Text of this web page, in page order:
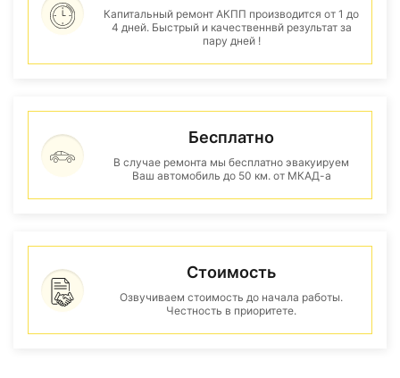
Капитальный ремонт АКПП производится от 1 до
4 дней. Быстрый и качественнвй результат за
пару дней !
Бесплатно
В случае ремонта мы бесплатно эвакуируем
Ваш автомобиль до 50 км. от МКАД-а
Стоимость
Озвучиваем стоимость до начала работы.
Честность в приоритете.